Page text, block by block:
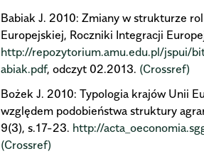
Babiak J. 2010: Zmiany w strukturze
Europejskiej, Roczniki Integracji
http://repozytorium.amu.edu.pl/jspui/
abiak.pdf, odczyt 02.2013. (Crossref)
Bożek J. 2010: Typologia krajów Unii
względem podobieństwa struktury
9(3), s.17-23. http://
(Crossref)